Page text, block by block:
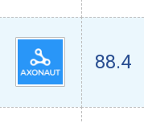
88.4